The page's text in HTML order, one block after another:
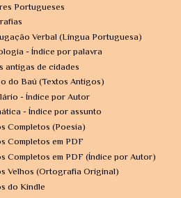
Portugueses
Verbal (Língua Portuguesa)
- Índice por palavra
antigas de cidades
do Baú (Textos Antigos)
- Índice por Autor
- Índice por assunto
Completos (Poesia)
Completos em PDF
Completos em PDF (Índice por Autor)
Velhos (Ortografia Original)
do Kindle